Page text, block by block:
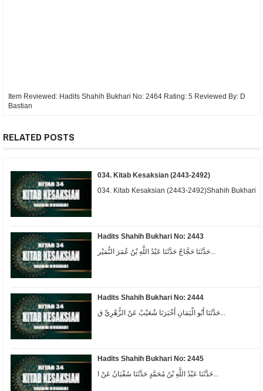
Item Reviewed: Hadits Shahih Bukhari No: 2464 Rating: 5 Reviewed By: D
Bastian
RELATED POSTS
034. Kitab Kesaksian (2443-2492)
034. Kitab Kesaksian (2443-2492)Shahih Bukhari
Hadits Shahih Bukhari No: 2443
حَدَّثَنَا حَجَّاجٌ حَدَّثَنَا عَبْدُ اللَّهِ بْنُ عُمَرَ النُّمَيْر...
Hadits Shahih Bukhari No: 2444
حَدَّثَنَا أَبُو الْيَمَانِ أَخْبَرَنَا شُعَيْبٌ عَنْ الزُّهْرِيِّ ق...
Hadits Shahih Bukhari No: 2445